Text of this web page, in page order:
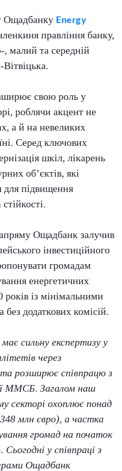
Ощадбанку Energy
правління банку,
, малий та середній
свою роль у
роблячи акцент не
а й на невеликих
Серед ключових
шкіл, лікарень
об’єктів, які
для підвищення
Ощадбанк залучив
інвестиційного
громадам
енергетичних
років із мінімальними
додаткових комісій.
сильну експертизу у
через
розширює співпрацю з
ММСБ. Загалом наш
секторі охоплює понад
млн євро), а частка
громад на початок
у співпраці з
Ощадбанк